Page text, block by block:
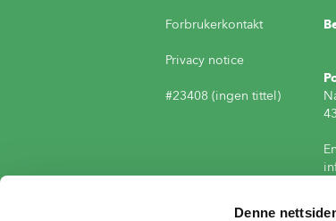
Denne
Forbrukerkontakt
Privacy notice
#23408 (ingen tittel)